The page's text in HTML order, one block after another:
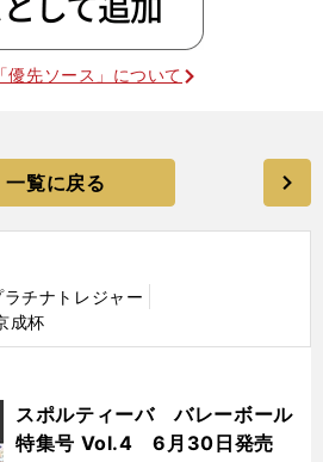
優先ソース」について
一覧に戻る
チナトレジャー
成杯
スポルティーバ バレーボール
特集号 Vol.4 6月30日発売